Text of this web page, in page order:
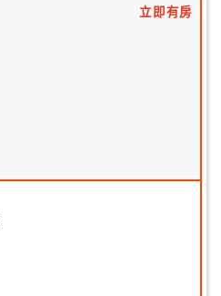
立即有房